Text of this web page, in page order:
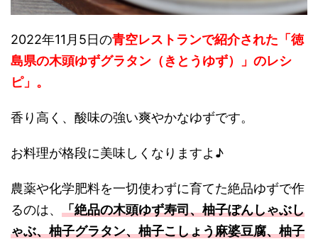
2022年11月5日の青空レストランで紹介された「徳
島県の木頭ゆずグラタン（きとうゆず）」のレシ
ピ」。
香り高く、酸味の強い爽やかなゆずです。
お料理が格段に美味しくなりますよ♪
農薬や化学肥料を一切使わずに育てた絶品ゆずで作
るのは、 「絶品の木頭ゆず寿司、柚子ぽんしゃぶし
ゃぶ、柚子グラタン、柚子こしょう麻婆豆腐、柚子